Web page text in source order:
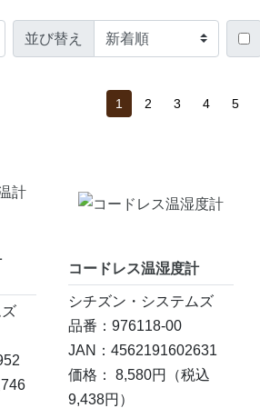
並び替え
1 2 3 4 5
746
コードレス温湿度計
シチズン・システムズ
品番：976118-00
JAN：4562191602631
価格： 8,580円
（税込
9,438円）